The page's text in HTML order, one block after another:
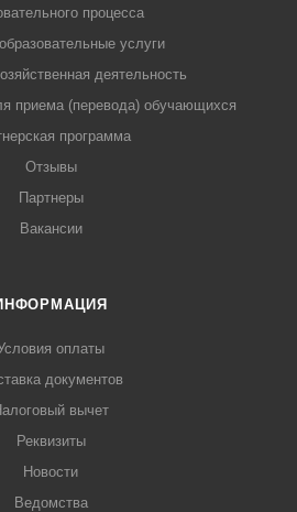
процесса
услуги
деятельность
приема (перевода) обучающихся
программа
Отзывы
Партнеры
Вакансии
оплаты
документов
вычет
Реквизиты
Новости
Ведомства